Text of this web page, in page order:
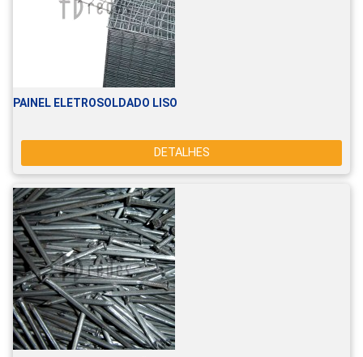
PAINEL ELETROSOLDADO LISO
DETALHES